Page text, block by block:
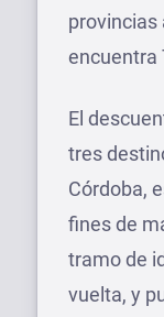
provincias
encuentra
El
tres
Córdoba,
fines de
tramo de
vuelta, y